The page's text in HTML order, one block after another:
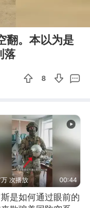
翻。本以为是
落
8
次播放 00:44
是如何通过眼前的